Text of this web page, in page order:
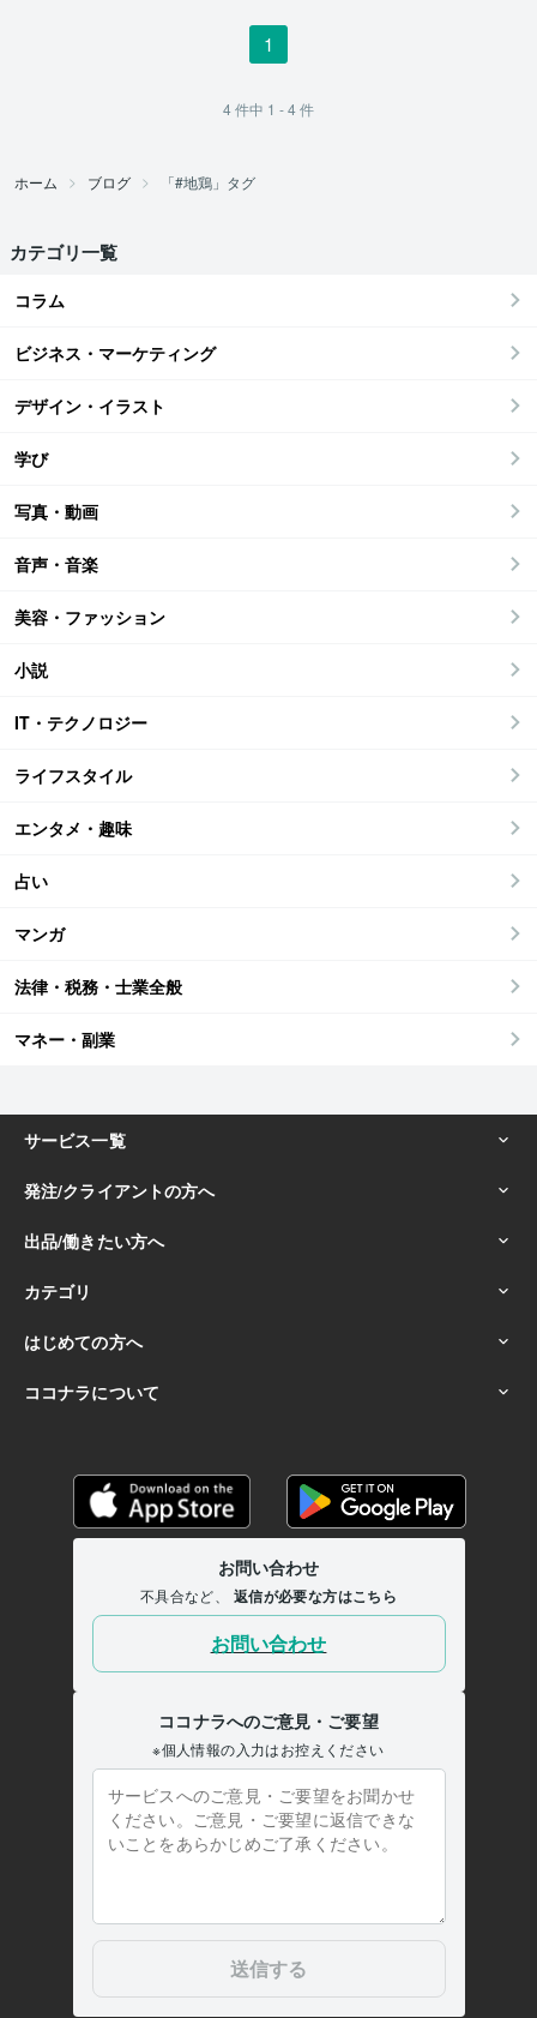
1
4件中 1 - 4件
ホーム ブログ 「#地鶏」タグ
カテゴリ一覧
コラム
ビジネス・マーケティング
デザイン・イラスト
学び
写真・動画
音声・音楽
美容・ファッション
小説
IT・テクノロジー
ライフスタイル
エンタメ・趣味
占い
マンガ
法律・税務・士業全般
マネー・副業